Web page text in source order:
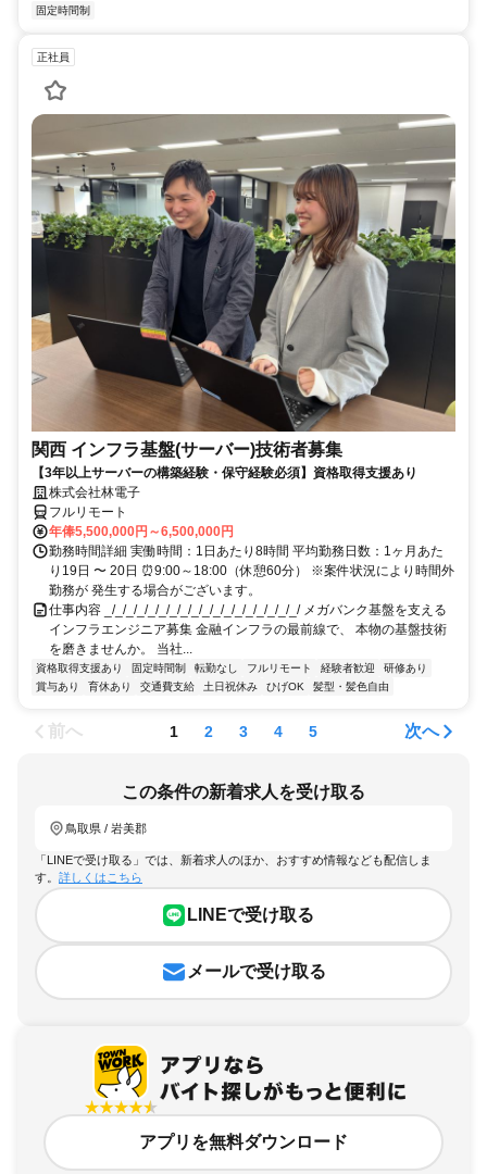
固定時間制
正社員
関西 インフラ基盤(サーバー)技術者募集
【3年以上サーバーの構築経験・保守経験必須】資格取得支援あり
株式会社林電子
フルリモート
年俸5,500,000円～6,500,000円
勤務時間詳細 実働時間：1日あたり8時間 平均勤務日数：1ヶ月あた
り19日 〜 20日 ⏰9:00～18:00（休憩60分） ※案件状況により時間外
勤務が 発生する場合がございます。
仕事内容 _/_/_/_/_/_/_/_/_/_/_/_/_/_/_/_/_/_/ メガバンク基盤を支える
インフラエンジニア募集 金融インフラの最前線で、 本物の基盤技術
を磨きませんか。 当社...
資格取得支援あり 固定時間制 転勤なし フルリモート 経験者歓迎
研修あり
賞与あり
育休あり 交通費支給 土日祝休み ひげOK 髪型・髪色自由
前へ 1 2 3 4 5 次へ
この条件の新着求人を受け取る
鳥取県 / 岩美郡
「LINEで受け取る」では、新着求人のほか、おすすめ情報なども配信しま
す。 詳しくはこちら
LINEで受け取る
メールで受け取る
アプリを無料ダウンロード